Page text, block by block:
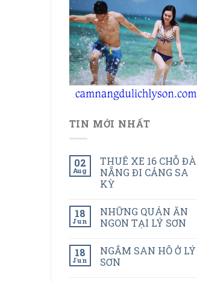
TIN MỚI NHẤT
02
Aug
THUÊ XE 16 CHỖ ĐÀ
NẴNG ĐI CẢNG SA
KỲ
18
Jun
NHỮNG QUÁN ĂN
NGON TẠI LÝ SƠN
18
Jun
NGẮM SAN HÔ Ở LÝ
SƠN